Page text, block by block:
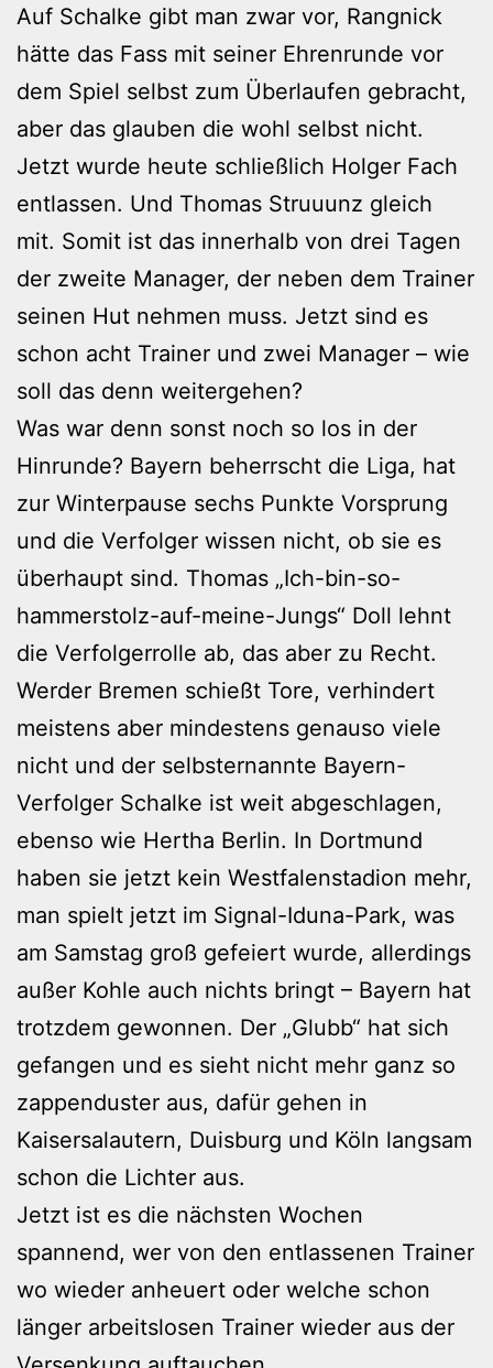
Auf Schalke gibt man zwar vor, Rangnick
hätte das Fass mit seiner Ehrenrunde vor
dem Spiel selbst zum Überlaufen gebracht,
aber das glauben die wohl selbst nicht.
Jetzt wurde heute schließlich Holger Fach
entlassen. Und Thomas Struuunz gleich
mit. Somit ist das innerhalb von drei Tagen
der zweite Manager, der neben dem Trainer
seinen Hut nehmen muss. Jetzt sind es
schon acht Trainer und zwei Manager – wie
soll das denn weitergehen?
Was war denn sonst noch so los in der
Hinrunde? Bayern beherrscht die Liga, hat
zur Winterpause sechs Punkte Vorsprung
und die Verfolger wissen nicht, ob sie es
überhaupt sind. Thomas „Ich-bin-so-
hammerstolz-auf-meine-Jungs“ Doll lehnt
die Verfolgerrolle ab, das aber zu Recht.
Werder Bremen schießt Tore, verhindert
meistens aber mindestens genauso viele
nicht und der selbsternannte Bayern-
Verfolger Schalke ist weit abgeschlagen,
ebenso wie Hertha Berlin. In Dortmund
haben sie jetzt kein Westfalenstadion mehr,
man spielt jetzt im Signal-Iduna-Park, was
am Samstag groß gefeiert wurde, allerdings
außer Kohle auch nichts bringt – Bayern hat
trotzdem gewonnen. Der „Glubb“ hat sich
gefangen und es sieht nicht mehr ganz so
zappenduster aus, dafür gehen in
Kaisersalautern, Duisburg und Köln langsam
schon die Lichter aus.
Jetzt ist es die nächsten Wochen
spannend, wer von den entlassenen Trainer
wo wieder anheuert oder welche schon
länger arbeitslosen Trainer wieder aus der